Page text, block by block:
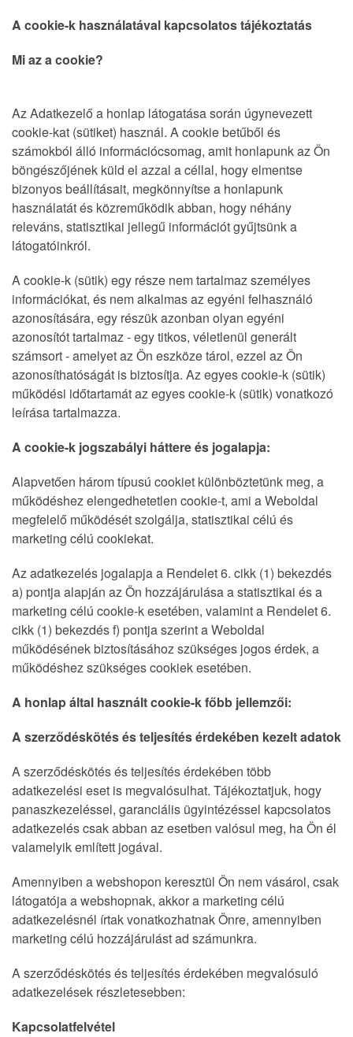
A cookie-k használatával kapcsolatos tájékoztatás
Mi az a cookie?
Az Adatkezelő a honlap látogatása során úgynevezett
cookie-kat (sütiket) használ. A cookie betűből és
számokból álló információcsomag, amit honlapunk az Ön
böngészőjének küld el azzal a céllal, hogy elmentse
bizonyos beállításait, megkönnyítse a honlapunk
használatát és közreműködik abban, hogy néhány
releváns, statisztikai jellegű információt gyűjtsünk a
látogatóinkról.
A cookie-k (sütik) egy része nem tartalmaz személyes
információkat, és nem alkalmas az egyéni felhasználó
azonosítására, egy részük azonban olyan egyéni
azonosítót tartalmaz - egy titkos, véletlenül generált
számsort - amelyet az Ön eszköze tárol, ezzel az Ön
azonosíthatóságát is biztosítja. Az egyes cookie-k (sütik)
működési időtartamát az egyes cookie-k (sütik) vonatkozó
leírása tartalmazza.
A cookie-k jogszabályi háttere és jogalapja:
Alapvetően három típusú cookiet különböztetünk meg, a
működéshez elengedhetetlen cookie-t, ami a Weboldal
megfelelő működését szolgálja, statisztikai célú és
marketing célú cookiekat.
Az adatkezelés jogalapja a Rendelet 6. cikk (1) bekezdés
a) pontja alapján az Ön hozzájárulása a statisztikai és a
marketing célú cookie-k esetében, valamint a Rendelet 6.
cikk (1) bekezdés f) pontja szerint a Weboldal
működésének biztosításához szükséges jogos érdek, a
működéshez szükséges cookiek esetében.
A honlap által használt cookie-k főbb jellemzői:
A szerződéskötés és teljesítés érdekében kezelt adatok
A szerződéskötés és teljesítés érdekében több
adatkezelési eset is megvalósulhat. Tájékoztatjuk, hogy
panaszkezeléssel, garanciális ügyintézéssel kapcsolatos
adatkezelés csak abban az esetben valósul meg, ha Ön él
valamelyik említett jogával.
Amennyiben a webshopon keresztül Ön nem vásárol, csak
látogatója a webshopnak, akkor a marketing célú
adatkezelésnél írtak vonatkozhatnak Önre, amennyiben
marketing célú hozzájárulást ad számunkra.
A szerződéskötés és teljesítés érdekében megvalósuló
adatkezelések részletesebben:
Kapcsolatfelvétel